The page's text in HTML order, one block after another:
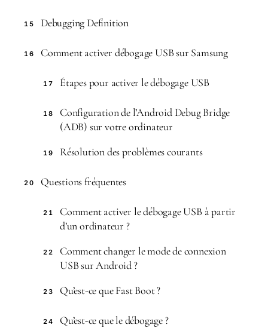
15 Debugging Definition
16 Comment activer débogage USB sur Samsung
17 Étapes pour activer le débogage USB
18
Configuration de l’Android Debug Bridge
(ADB) sur votre ordinateur
19 Résolution des problèmes courants
20 Questions fréquentes
21
Comment activer le débogage USB à partir
d’un ordinateur ?
22
Comment changer le mode de connexion
USB sur Android ?
23 Qu’est-ce que Fast Boot ?
24 Qu’est-ce que le débogage ?